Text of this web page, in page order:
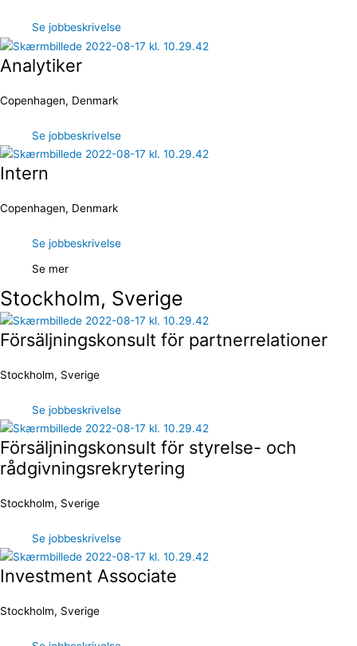
Se jobbeskrivelse
Analytiker
Copenhagen, Denmark
Se jobbeskrivelse
Intern
Copenhagen, Denmark
Se jobbeskrivelse
Se mer
Stockholm, Sverige
Försäljningskonsult för partnerrelationer
Stockholm, Sverige
Se jobbeskrivelse
Försäljningskonsult för styrelse- och
rådgivningsrekrytering
Stockholm, Sverige
Se jobbeskrivelse
Investment Associate
Stockholm, Sverige